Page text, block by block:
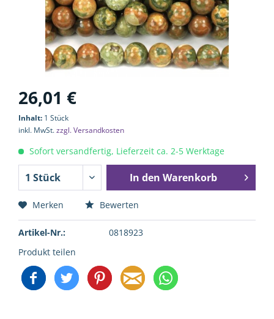
26,01 €
Inhalt: 1 Stück
inkl. MwSt.zzgl. Versandkosten
Sofort versandfertig, Lieferzeit ca. 2-5 Werktage
In den Warenkorb
Merken Bewerten
Artikel-Nr.:
0818923
Produkt teilen